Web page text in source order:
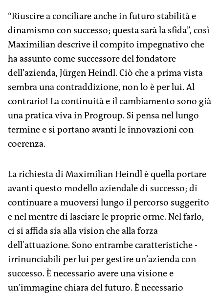
“Riuscire a conciliare anche in futuro stabilità e
dinamismo con successo; questa sarà la sfida”, così
Maximilian descrive il compito impegnativo che
ha assunto come successore del fondatore
dell’azienda, Jürgen Heindl. Ciò che a prima vista
sembra una contraddizione, non lo è per lui. Al
contrario! La continuità e il cambiamento sono già
una pratica viva in Progroup. Si pensa nel lungo
termine e si portano avanti le innovazioni con
coerenza.
La richiesta di Maximilian Heindl è quella portare
avanti questo modello aziendale di successo; di
continuare a muoversi lungo il percorso suggerito
e nel mentre di lasciare le proprie orme. Nel farlo,
ci si affida sia alla­ ­vision che alla forza
dell'attuazione. Sono entrambe caratteristiche ­
irrinunciabili per lui per gestire un’azienda con
successo. È necessario avere una visione e
un'immagine ­chiara del futuro. È necessario